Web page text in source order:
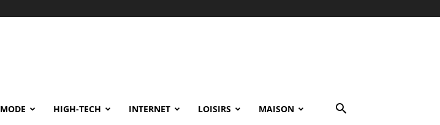
MODE HIGH-TECH INTERNET LOISIRS MAISON